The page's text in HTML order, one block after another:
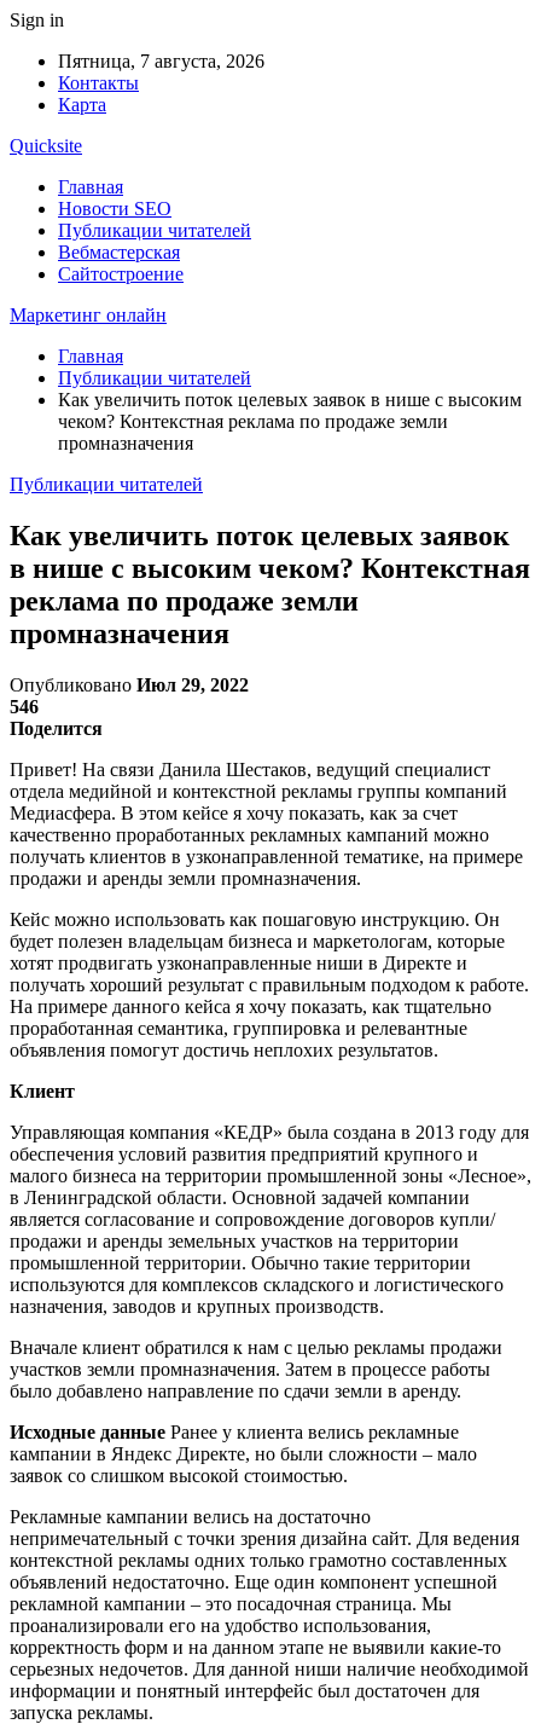
Sign in
Пятница, 7 августа, 2026
Контакты
Карта
Quicksite
Главная
Новости SEO
Публикации читателей
Вебмастерская
Сайтостроение
Маркетинг онлайн
Главная
Публикации читателей
Как увеличить поток целевых заявок в нише с высоким
чеком? Контекстная реклама по продаже земли
промназначения
Публикации читателей
Как увеличить поток целевых заявок
в нише с высоким чеком? Контекстная
реклама по продаже земли
промназначения
Опубликовано Июл 29, 2022
546
Поделится
Привет! На связи Данила Шестаков, ведущий специалист
отдела медийной и контекстной рекламы группы компаний
Медиасфера. В этом кейсе я хочу показать, как за счет
качественно проработанных рекламных кампаний можно
получать клиентов в узконаправленной тематике, на примере
продажи и аренды земли промназначения.
Кейс можно использовать как пошаговую инструкцию. Он
будет полезен владельцам бизнеса и маркетологам, которые
хотят продвигать узконаправленные ниши в Директе и
получать хороший результат c правильным подходом к работе.
На примере данного кейса я хочу показать, как тщательно
проработанная семантика, группировка и релевантные
объявления помогут достичь неплохих результатов.
Клиент
Управляющая компания «КЕДР» была создана в 2013 году для
обеспечения условий развития предприятий крупного и
малого бизнеса на территории промышленной зоны «Лесное»,
в Ленинградской области. Основной задачей компании
является согласование и сопровождение договоров купли/
продажи и аренды земельных участков на территории
промышленной территории. Обычно такие территории
используются для комплексов складского и логистического
назначения, заводов и крупных производств.
Вначале клиент обратился к нам с целью рекламы продажи
участков земли промназначения. Затем в процессе работы
было добавлено направление по сдачи земли в аренду.
Исходные данные Ранее у клиента велись рекламные
кампании в Яндекс Директе, но были сложности – мало
заявок со слишком высокой стоимостью.
Рекламные кампании велись на достаточно
непримечательный с точки зрения дизайна сайт. Для ведения
контекстной рекламы одних только грамотно составленных
объявлений недостаточно. Еще один компонент успешной
рекламной кампании – это посадочная страница. Мы
проанализировали его на удобство использования,
корректность форм и на данном этапе не выявили какие-то
серьезных недочетов. Для данной ниши наличие необходимой
информации и понятный интерфейс был достаточен для
запуска рекламы.